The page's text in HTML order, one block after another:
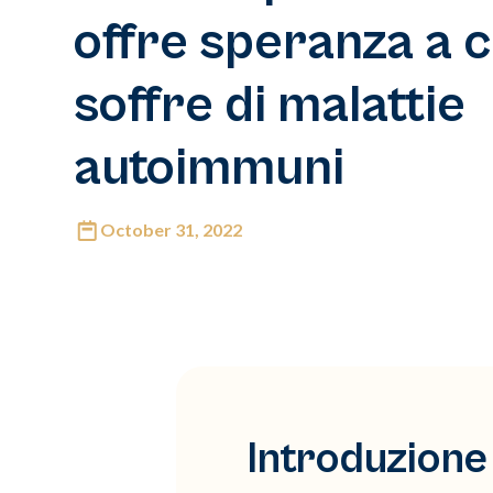
offre speranza a
soffre di malattie
autoimmuni
October 31, 2022
Introduzione